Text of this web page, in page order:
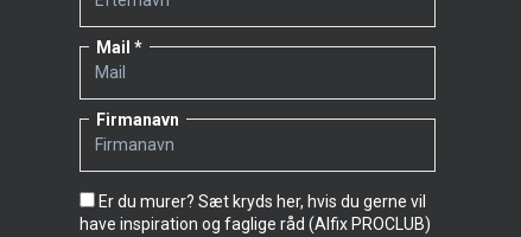
Mail
Firmanavn
Er du murer? Sæt kryds her, hvis du gerne vil
have inspiration og faglige råd (Alfix PROCLUB)